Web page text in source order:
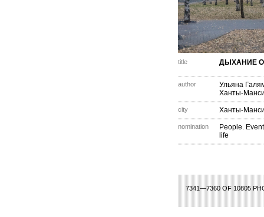
title ДЫХАНИЕ
author
Ульяна
Ханты-
city Ханты-
nomination
People.
life
7341—7360 OF 10805
354 355 356 357 358